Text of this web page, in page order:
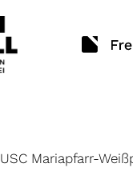
USC Mariapfarr-